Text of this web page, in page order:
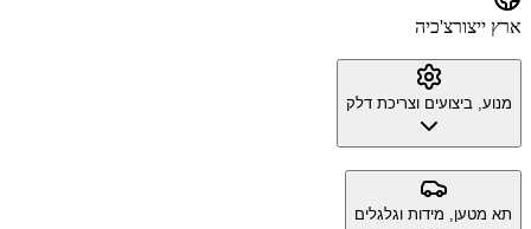
ארץ ייצורצ'כיה
מנוע, ביצועים וצריכת דלק
תא מטען, מידות וגלגלים